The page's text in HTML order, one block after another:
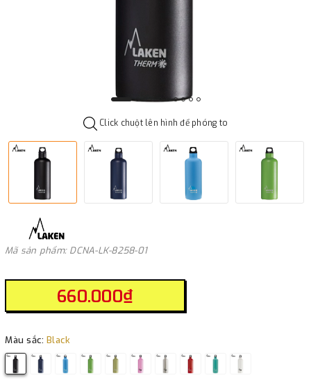
Click chuột lên hình để phóng to
Mã sản phẩm: DCNA-LK-8258-01
660.000₫
Màu sắc: Black